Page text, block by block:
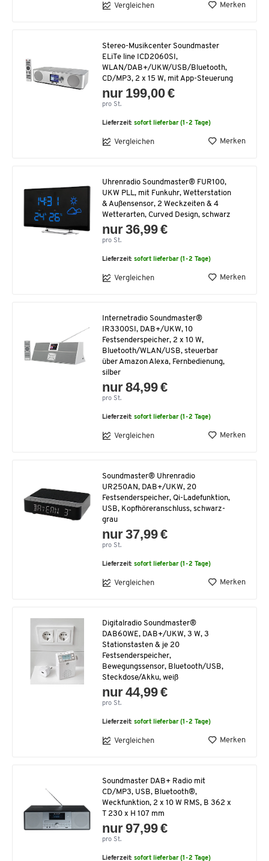
Vergleichen Merken
Stereo-Musikcenter Soundmaster
ELiTe line ICD2060SI,
WLAN/DAB+/UKW/USB/Bluetooth,
CD/MP3, 2 x 15 W, mit App-Steuerung
nur 199,00 €
pro St.
Lieferzeit:sofort lieferbar (1-2 Tage)
Vergleichen Merken
Uhrenradio Soundmaster® FUR100,
UKW PLL, mit Funkuhr, Wetterstation
& Außensensor, 2 Weckzeiten & 4
Wetterarten, Curved Design, schwarz
nur 36,99 €
pro St.
Lieferzeit:sofort lieferbar (1-2 Tage)
Vergleichen Merken
Internetradio Soundmaster®
IR3300SI, DAB+/UKW, 10
Festsenderspeicher, 2 x 10 W,
Bluetooth/WLAN/USB, steuerbar
über Amazon Alexa, Fernbedienung,
silber
nur 84,99 €
pro St.
Lieferzeit:sofort lieferbar (1-2 Tage)
Vergleichen Merken
Soundmaster® Uhrenradio
UR250AN, DAB+/UKW, 20
Festsenderspeicher, Qi-Ladefunktion,
USB, Kopfhöreranschluss, schwarz-
grau
nur 37,99 €
pro St.
Lieferzeit:sofort lieferbar (1-2 Tage)
Vergleichen Merken
Digitalradio Soundmaster®
DAB60WE, DAB+/UKW, 3 W, 3
Stationstasten & je 20
Festsenderspeicher,
Bewegungssensor, Bluetooth/USB,
Steckdose/Akku, weiß
nur 44,99 €
pro St.
Lieferzeit:sofort lieferbar (1-2 Tage)
Vergleichen Merken
Soundmaster DAB+ Radio mit
CD/MP3, USB, Bluetooth®,
Weckfunktion, 2 x 10 W RMS, B 362 x
T 230 x H 107 mm
nur 97,99 €
pro St.
Lieferzeit:sofort lieferbar (1-2 Tage)